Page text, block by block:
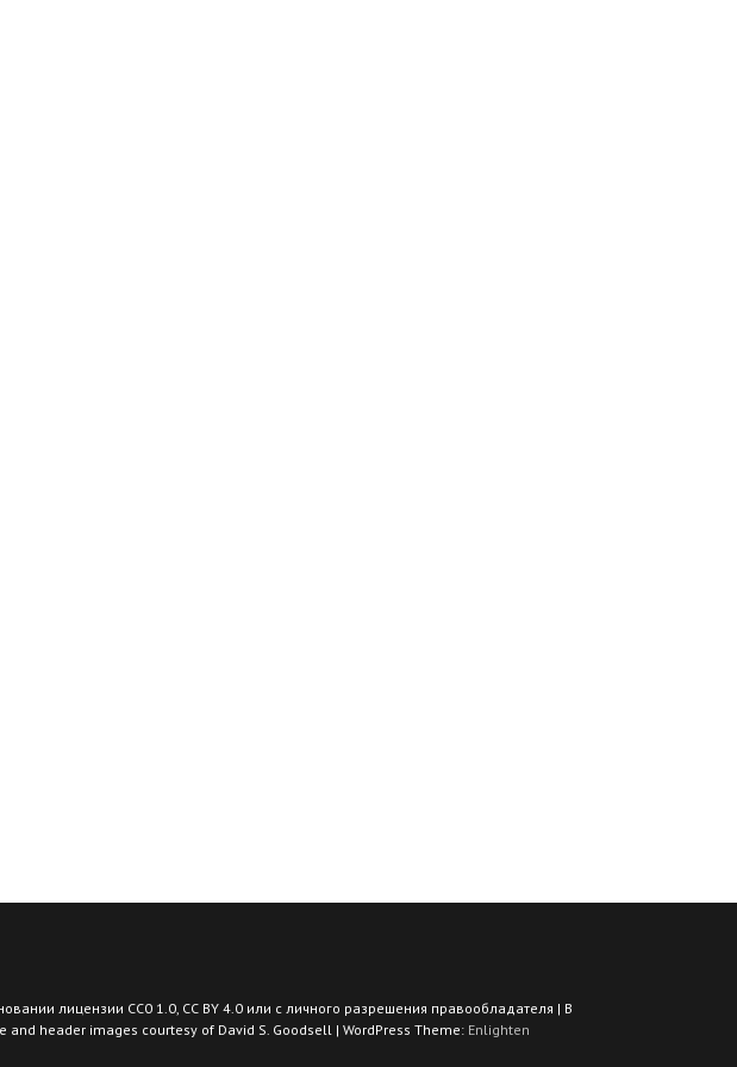
лицензии CC0 1.0, СС BY 4.0 или с личного разрешения правообладателя | В
header images courtesy of David S. Goodsell | WordPress Theme: Enlighten